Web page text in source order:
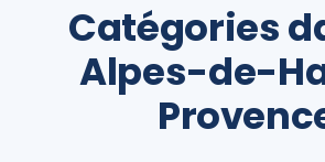
Catégories
Alpes-de-